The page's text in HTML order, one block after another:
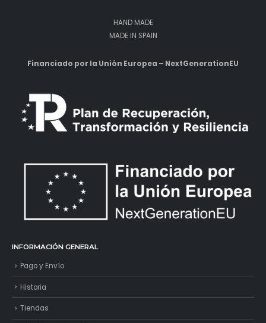
HAND MADE
MADE IN SPAIN
Financiado por la Unión Europea – NextGenerationEU
INFORMACIÓN GENERAL
Pago y Envío
Historia
Tiendas